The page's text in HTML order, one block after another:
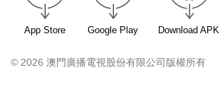
App Store Google Play Download APK
© 2026 澳門廣播電視股份有限公司版權所有